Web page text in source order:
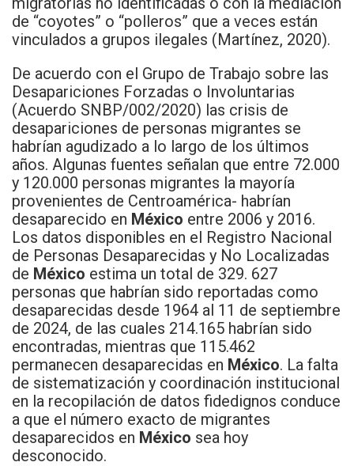
de “coyotes” o “polleros” que a veces están
vinculados a grupos ilegales (Martínez, 2020).
De acuerdo con el Grupo de Trabajo sobre las
Desapariciones Forzadas o Involuntarias
(Acuerdo SNBP/002/2020) las crisis de
desapariciones de personas migrantes se
habrían agudizado a lo largo de los últimos
años. Algunas fuentes señalan que entre 72.000
y 120.000 personas migrantes la mayoría
provenientes de Centroamérica- habrían
desaparecido en México entre 2006 y 2016.
Los datos disponibles en el Registro Nacional
de Personas Desaparecidas y No Localizadas
de México estima un total de 329. 627
personas que habrían sido reportadas como
desaparecidas desde 1964 al 11 de septiembre
de 2024, de las cuales 214.165 habrían sido
encontradas, mientras que 115.462
permanecen desaparecidas en México. La falta
de sistematización y coordinación institucional
en la recopilación de datos fidedignos conduce
a que el número exacto de migrantes
desaparecidos en México sea hoy
desconocido.